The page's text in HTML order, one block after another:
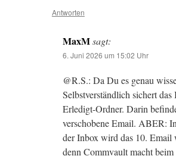
Antworten
MaxM sagt:
6. Juni 2026 um 15:02 Uhr
@R.S.: Da Du es genau
Selbstverständlich sichert
Erledigt-Ordner. Darin
verschobene Email. ABER:
der Inbox wird das 10. Email
denn Commvault macht